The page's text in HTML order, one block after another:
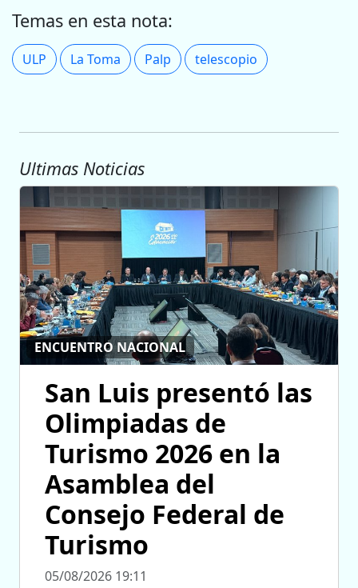
Temas en esta nota:
ULP La Toma Palp telescopio
Ultimas Noticias
ENCUENTRO NACIONAL
San Luis presentó las
Olimpiadas de
Turismo 2026 en la
Asamblea del
Consejo Federal de
Turismo
05/08/2026 19:11